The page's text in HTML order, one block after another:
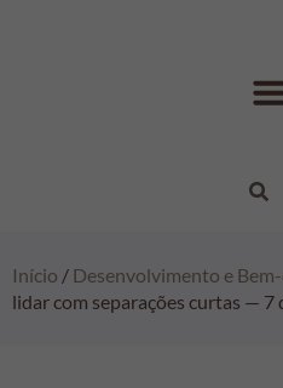
Início / Desenvolvimento e
lidar com separações curtas — 7